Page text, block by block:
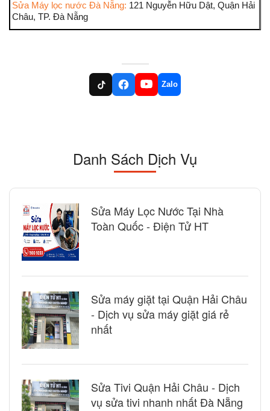
Sửa Máy lọc nước Đà Nẵng: 121 Nguyễn Hữu Dật, Quận Hải
Châu, TP. Đà Nẵng
Zalo
Danh Sách Dịch Vụ
Sửa Máy Lọc Nước Tại Nhà
Toàn Quốc - Điện Tử HT
Sửa máy giặt tại Quận Hải Châu
- Dịch vụ sửa máy giặt giá rẻ
nhất
Sửa Tivi Quận Hải Châu - Dịch
vụ sửa tivi nhanh nhất Đà Nẵng